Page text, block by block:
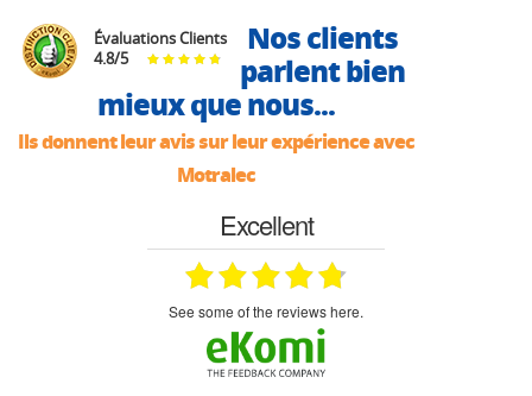
Évaluations Clients
4.8/5
Nos clients
parlent bien
mieux que nous...
Ils donnent leur avis sur leur expérience avec
Motralec
Excellent
see some of the reviews here.